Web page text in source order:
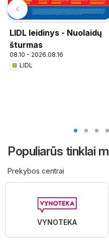
LIDL leidinys - Nuolaidų
šturmas
08.10 - 2026.08.16
LIDL
Populiarūs tinklai
Prekybos centrai
VYNOTEKA